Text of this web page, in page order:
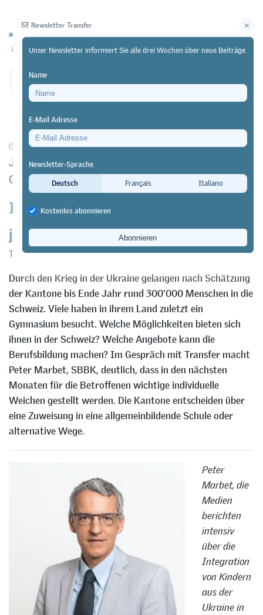
05/04/22 Praxis
Jugendliche aus der Ukraine vor der Triage
Gymnasium-Berufsbildung
In die Schweiz geflüchtet – und
jetzt in eine Lehre?
Transfer&Daniel Fleischmann
Durch den Krieg in der Ukraine gelangen nach Schätzung
der Kantone bis Ende Jahr rund 300’000 Menschen in die
Schweiz. Viele haben in ihrem Land zuletzt ein
Gymnasium besucht. Welche Möglichkeiten bieten sich
ihnen in der Schweiz? Welche Angebote kann die
Berufsbildung machen? Im Gespräch mit Transfer macht
Peter Marbet, SBBK, deutlich, dass in den nächsten
Monaten für die Betroffenen wichtige individuelle
Weichen gestellt werden. Die Kantone entscheiden über
eine Zuweisung in eine allgemeinbildende Schule oder
alternative Wege.
Peter
Marbet, die
Medien
berichten
intensiv
über die
Integration
von Kindern
aus der
Ukraine in
Newsletter Transfer
Unser Newsletter informiert Sie alle drei Wochen über neue Beiträge.
Name
E-Mail Adresse
Newsletter-Sprache
Deutsch
Français Italiano
Kostenlos abonnieren